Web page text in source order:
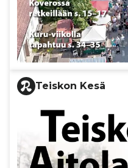
Teiskon Kesä